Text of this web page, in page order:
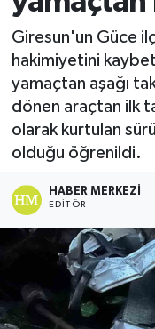
Giresun'un Güce
hakimiyetini
yamaçtan aşağı
dönen araçtan ilk
olarak kurtulan
olduğu öğrenildi.
HABER MERKEZI
EDITÖR
Ekonomi
Sağlık
Tokat Haber